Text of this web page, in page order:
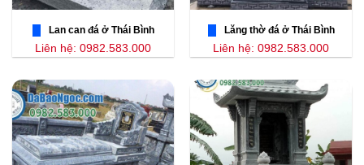
Lan can đá ở Thái Bình
Liên hệ: 0982.583.000
Lăng thờ đá ở Thái Bình
Liên hệ: 0982.583.000